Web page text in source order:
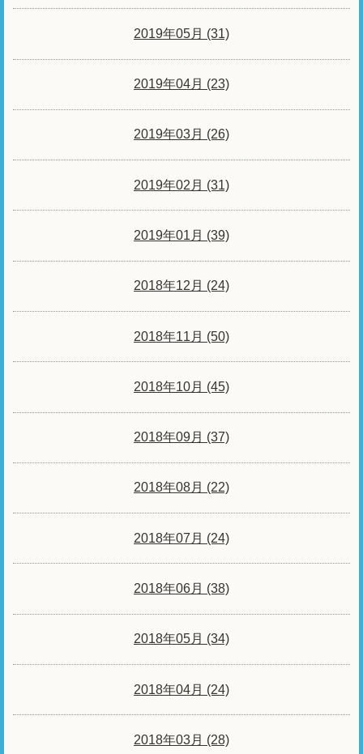
2019年05月 (31)
2019年04月 (23)
2019年03月 (26)
2019年02月 (31)
2019年01月 (39)
2018年12月 (24)
2018年11月 (50)
2018年10月 (45)
2018年09月 (37)
2018年08月 (22)
2018年07月 (24)
2018年06月 (38)
2018年05月 (34)
2018年04月 (24)
2018年03月 (28)